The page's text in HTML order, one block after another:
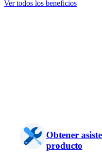
Ver todos los beneficios
Obtener
producto